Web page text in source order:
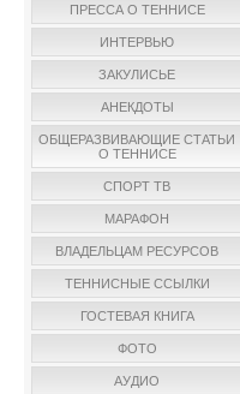
ПРЕССА О ТЕННИСЕ
ИНТЕРВЬЮ
ЗАКУЛИСЬЕ
АНЕКДОТЫ
ОБЩЕРАЗВИВАЮЩИЕ СТАТЬИ
О ТЕННИСЕ
СПОРТ ТВ
МАРАФОН
ВЛАДЕЛЬЦАМ РЕСУРСОВ
ТЕННИСНЫЕ ССЫЛКИ
ГОСТЕВАЯ КНИГА
ФОТО
АУДИО